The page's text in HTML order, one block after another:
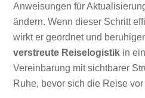
Anweisungen für
ändern. Wenn dieser Schritt
wirkt er geordnet und
verstreute Reiselogistik in
Vereinbarung mit sichtbarer
Ruhe, bevor sich die Reise